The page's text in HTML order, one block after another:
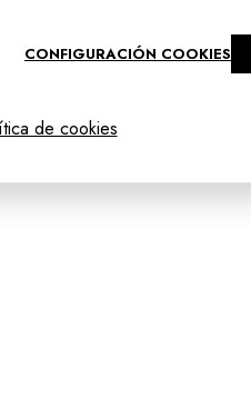
CONFIGURACIÓN COOKIES
de cookies